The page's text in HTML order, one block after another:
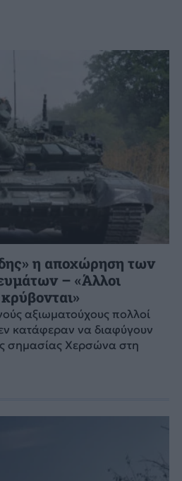
η αποχώρηση των
– «Άλλοι
αξιωματούχους πολλοί
κατάφεραν να διαφύγουν
σημασίας Χερσώνα στη